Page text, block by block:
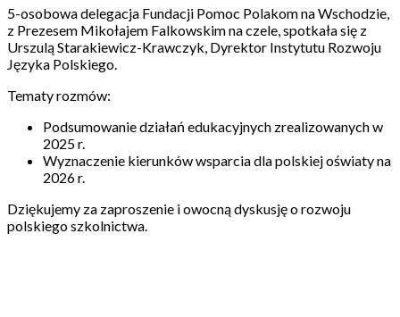
5-osobowa delegacja Fundacji Pomoc Polakom na Wschodzie,
z Prezesem Mikołajem Falkowskim na czele, spotkała się z
Urszulą Starakiewicz-Krawczyk, Dyrektor Instytutu Rozwoju
Języka Polskiego.
Tematy rozmów:
Podsumowanie działań edukacyjnych zrealizowanych w
2025 r.
Wyznaczenie kierunków wsparcia dla polskiej oświaty na
2026 r.
Dziękujemy za zaproszenie i owocną dyskusję o rozwoju
polskiego szkolnictwa.